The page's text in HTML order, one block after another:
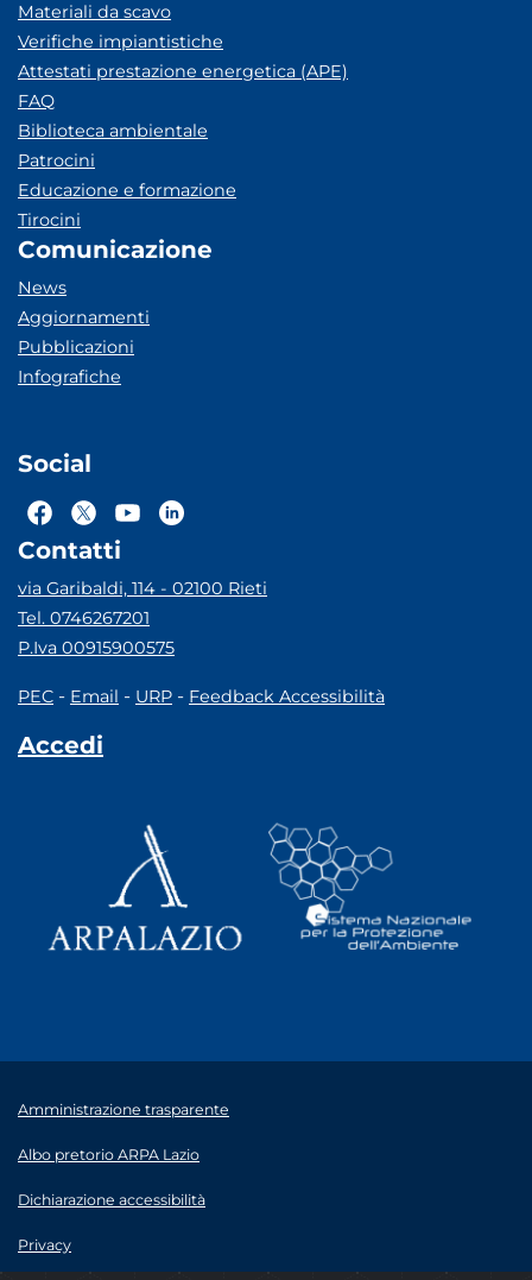
Materiali da scavo
Verifiche impiantistiche
Attestati prestazione energetica (APE)
FAQ
Biblioteca ambientale
Patrocini
Educazione e formazione
Tirocini
Comunicazione
News
Aggiornamenti
Pubblicazioni
Infografiche
Social
Contatti
via Garibaldi, 114 - 02100 Rieti
Tel. 0746267201
P.Iva 00915900575
PEC - Email - URP - Feedback Accessibilità
Accedi
Amministrazione trasparente
Albo pretorio ARPA Lazio
Dichiarazione accessibilità
Privacy